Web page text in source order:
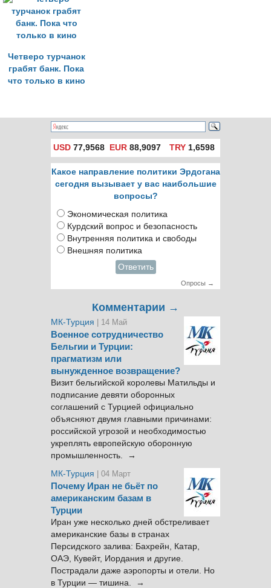
Четверо турчанок
грабят банк. Пока
что только в кино
USD 77,9568 EUR 88,9097 TRY1,6598
Какое направление политики Эрдогана
сегодня вызывает у вас наибольшие
вопросы?
Экономическая политика
Курдский вопрос и безопасность
Внутренняя политика и свободы
Внешняя политика
Ответить
Опросы →
Комментарии →
МК-Турция | 14 Май
Военное сотрудничество
Бельгии и Турции:
прагматизм или
вынужденное возвращение?
Визит бельгийской королевы Матильды и
подписание девяти оборонных
соглашений с Турцией официально
объясняют двумя главными причинами:
российской угрозой и необходимостью
укреплять европейскую оборонную
промышленность. →
МК-Турция
| 04 Март
Почему Иран не бьёт по
американским базам в
Турции
Иран уже несколько дней обстреливает
американские базы в странах
Персидского залива: Бахрейн, Катар,
ОАЭ, Кувейт, Иордания и другие.
Пострадали даже аэропорты и отели. Но
в Турции — тишина. →